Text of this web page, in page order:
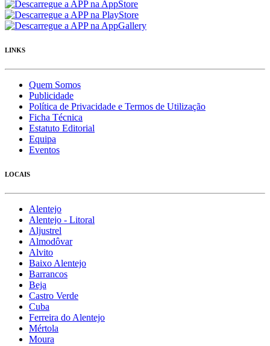
LINKS
Quem Somos
Publicidade
Política de Privacidade e Termos de Utilização
Ficha Técnica
Estatuto Editorial
Equipa
Eventos
LOCAIS
Alentejo
Alentejo - Litoral
Aljustrel
Almodôvar
Alvito
Baixo Alentejo
Barrancos
Beja
Castro Verde
Cuba
Ferreira do Alentejo
Mértola
Moura